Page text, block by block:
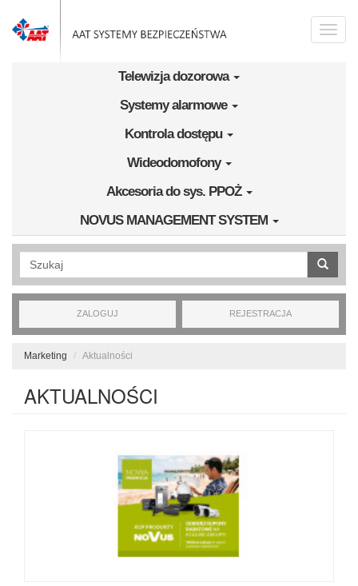
Toggle
Telewizja dozorowa
Systemy alarmowe
Kontrola dostępu
Wideodomofony
Akcesoria do sys. PPOŻ
NOVUS MANAGEMENT SYSTEM
Wyszukiwanie pełnotekstowe
ZALOGUJ REJESTRACJA
Marketing Aktualności
AKTUALNOŚCI